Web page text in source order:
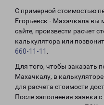
С примерной стоимостью
Егорьевск - Махачкала вы
сайте, произвести расчет
калькулятора или
660-11-11
Для того, чтобы заказать
Махачкалу, в
для расчета стоимости
После заполнения заявки